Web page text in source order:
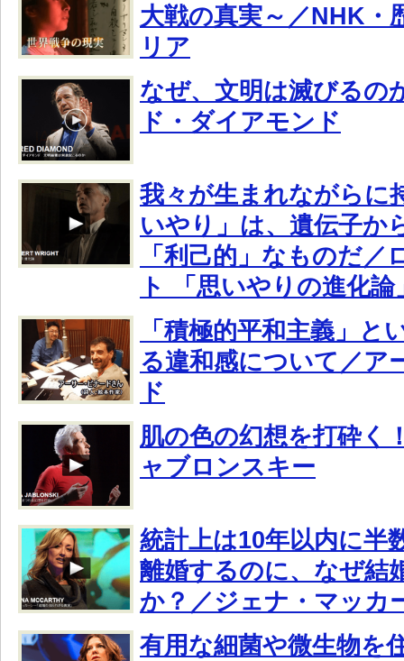
大戦の真実～／NHK・
リア
なぜ、文明は滅びるの
ド・ダイアモンド
我々が生まれながらに
いやり」は、遺伝子か
「利己的」なものだ／
ト 「思いやりの進化論
「積極的平和主義」と
る違和感について／ア
ド
肌の色の幻想を打砕く
ャブロンスキー
統計上は10年以内に半
離婚するのに、なぜ結
か？／ジェナ・マッカ
有用な細菌や微生物を